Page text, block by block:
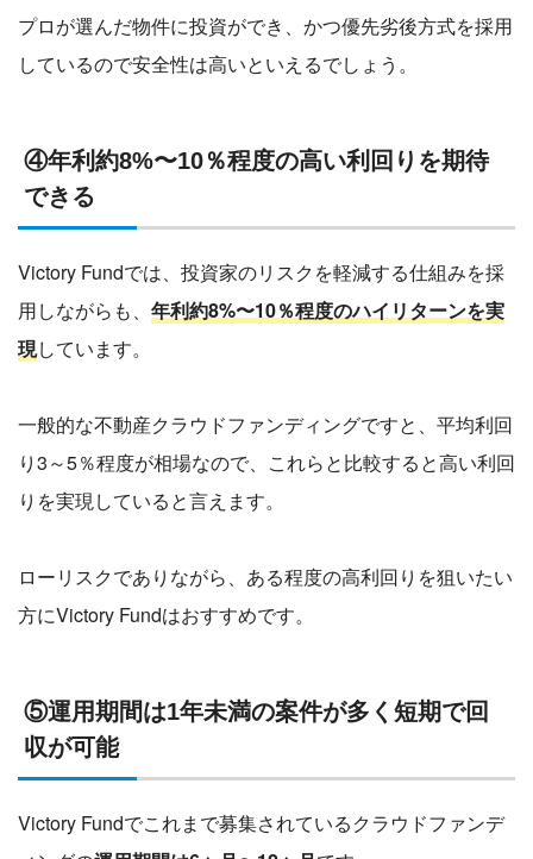
プロが選んだ物件に投資ができ、かつ優先劣後方式を採用
しているので安全性は高いといえるでしょう。
④年利約8%〜10％程度の高い利回りを期待
できる
Victory Fundでは、投資家のリスクを軽減する仕組みを採
用しながらも、 年利約8%〜10％程度のハイリターンを実
現しています。
一般的な不動産クラウドファンディングですと、平均利回
り3～5％程度が相場なので、これらと比較すると高い利回
りを実現していると言えます。
ローリスクでありながら、ある程度の高利回りを狙いたい
方にVictory Fundはおすすめです。
⑤運用期間は1年未満の案件が多く短期で回
収が可能
Victory Fundでこれまで募集されているクラウドファンデ